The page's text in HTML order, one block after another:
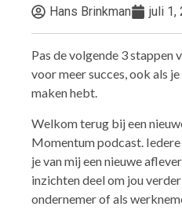
Hans Brinkman juli 1,
Pas de volgende 3 stappen
voor meer succes, ook als
maken hebt.
Welkom terug bij een
Momentum podcast.
je van mij een nieuwe
inzichten deel om jou
ondernemer of als